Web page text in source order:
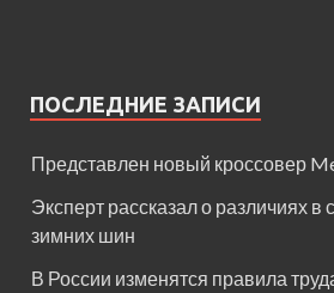
ПОСЛЕДНИЕ ЗАПИСИ
Представлен новый кроссовер
Эксперт рассказал о различиях в
зимних шин
В России изменятся правила